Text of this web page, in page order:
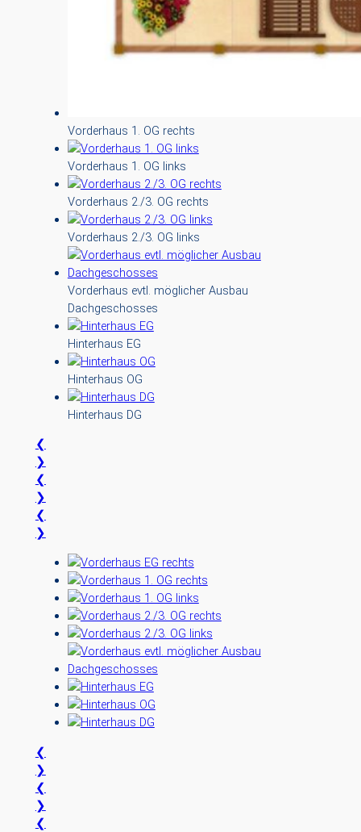
Vorderhaus 1. OG rechts
Vorderhaus 1. OG links
Vorderhaus 2./3. OG rechts
Vorderhaus 2./3. OG links
Vorderhaus evtl. möglicher Ausbau
Dachgeschosses
Hinterhaus EG
Hinterhaus OG
Hinterhaus DG
❮
❯
❮
❯
❮
❯
❮
❯
❮
❯
❮